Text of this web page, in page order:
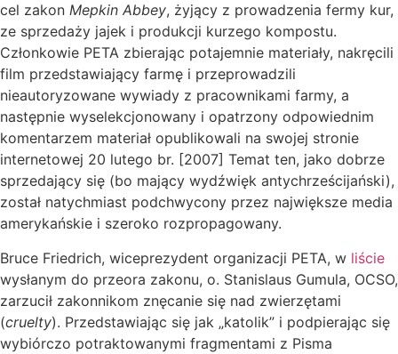
cel zakon Mepkin Abbey, żyjący z prowadzenia fermy kur,
ze sprzedaży jajek i produkcji kurzego kompostu.
Członkowie PETA zbierając potajemnie materiały, nakręcili
film przedstawiający farmę i przeprowadzili
nieautoryzowane wywiady z pracownikami farmy, a
następnie wyselekcjonowany i opatrzony odpowiednim
komentarzem materiał opublikowali na swojej stronie
internetowej 20 lutego br. [2007] Temat ten, jako dobrze
sprzedający się (bo mający wydźwięk antychrześcijański),
został natychmiast podchwycony przez największe media
amerykańskie i szeroko rozpropagowany.
Bruce Friedrich, wiceprezydent organizacji PETA, w liście
wysłanym do przeora zakonu, o. Stanislaus Gumula, OCSO,
zarzucił zakonnikom znęcanie się nad zwierzętami
(cruelty). Przedstawiając się jak „katolik” i podpierając się
wybiórczo potraktowanymi fragmentami z Pisma